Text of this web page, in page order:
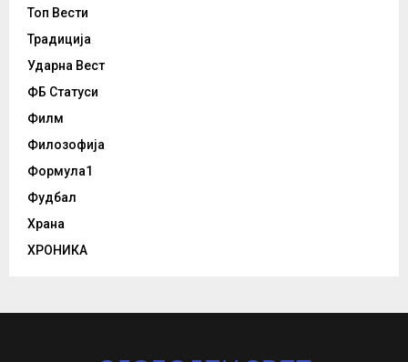
Топ Вести
Традиција
Ударна Вест
ФБ Статуси
Филм
Филозофија
Формула1
Фудбал
Храна
ХРОНИКА